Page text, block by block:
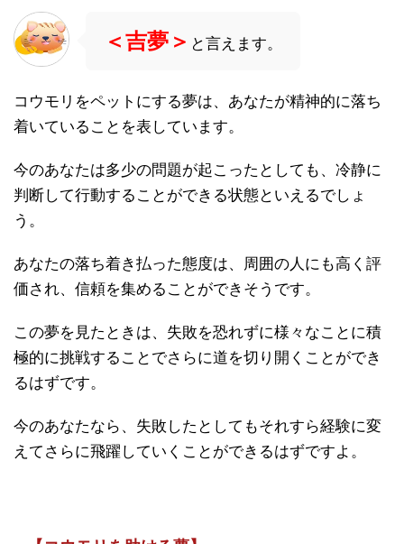
＜吉夢＞ と言えます。
コウモリをペットにする夢は、あなたが精神的に落ち
着いていることを表しています。
今のあなたは多少の問題が起こったとしても、冷静に
判断して行動することができる状態といえるでしょ
う。
あなたの落ち着き払った態度は、周囲の人にも高く評
価され、信頼を集めることができそうです。
この夢を見たときは、失敗を恐れずに様々なことに積
極的に挑戦することでさらに道を切り開くことができ
るはずです。
今のあなたなら、失敗したとしてもそれすら経験に変
えてさらに飛躍していくことができるはずですよ。